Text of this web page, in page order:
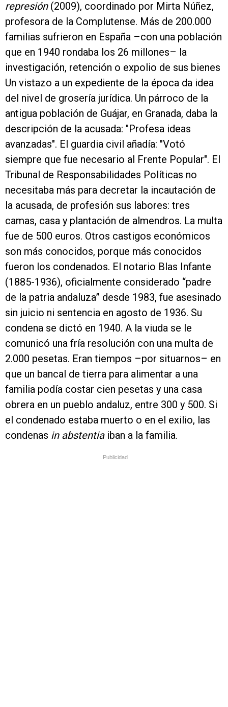
represión (2009), coordinado por Mirta Núñez,
profesora de la Complutense. Más de 200.000
familias sufrieron en España –con una población
que en 1940 rondaba los 26 millones– la
investigación, retención o expolio de sus bienes
Un vistazo a un expediente de la época da idea
del nivel de grosería jurídica. Un párroco de la
antigua población de Guájar, en Granada, daba la
descripción de la acusada: "Profesa ideas
avanzadas". El guardia civil añadía: "Votó
siempre que fue necesario al Frente Popular". El
Tribunal de Responsabilidades Políticas no
necesitaba más para decretar la incautación de
la acusada, de profesión sus labores: tres
camas, casa y plantación de almendros. La multa
fue de 500 euros. Otros castigos económicos
son más conocidos, porque más conocidos
fueron los condenados. El notario Blas Infante
(1885-1936), oficialmente considerado “padre
de la patria andaluza” desde 1983, fue asesinado
sin juicio ni sentencia en agosto de 1936. Su
condena se dictó en 1940. A la viuda se le
comunicó una fría resolución con una multa de
2.000 pesetas. Eran tiempos –por situarnos– en
que un bancal de tierra para alimentar a una
familia podía costar cien pesetas y una casa
obrera en un pueblo andaluz, entre 300 y 500. Si
el condenado estaba muerto o en el exilio, las
condenas in abstentiaiban a la familia.
Publicidad